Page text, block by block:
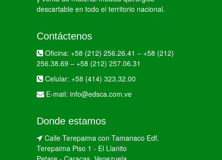
descartable en todo el territorio nacional.
Contáctenos
Oficina: +58 (212) 256.26.41 – +58 (212)
256.38.69 – +58 (212) 257.06.31
Celular: +58 (414) 323.32.00
E-mail: info@edsca.com.ve
Donde estamos
Calle Terepaima con Tamanaco Edf.
Terepaima Piso 1 - El Llanito